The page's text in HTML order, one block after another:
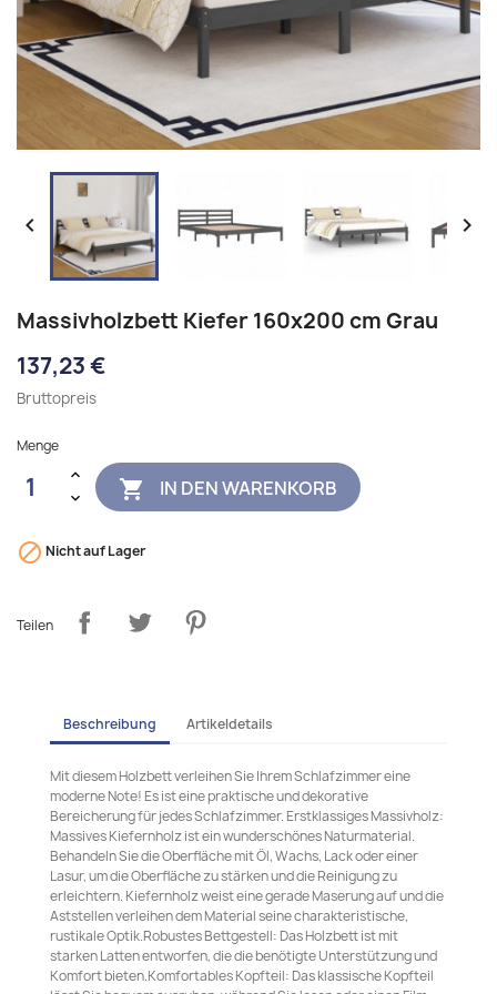
 
Massivholzbett Kiefer 160x200 cm Grau
137,23 €
Bruttopreis
Menge
 IN DEN WARENKORB
 Nicht auf Lager
Teilen
Beschreibung Artikeldetails
Mit diesem Holzbett verleihen Sie Ihrem Schlafzimmer eine
moderne Note! Es ist eine praktische und dekorative
Bereicherung für jedes Schlafzimmer. Erstklassiges Massivholz:
Massives Kiefernholz ist ein wunderschönes Naturmaterial.
Behandeln Sie die Oberfläche mit Öl, Wachs, Lack oder einer
Lasur, um die Oberfläche zu stärken und die Reinigung zu
erleichtern. Kiefernholz weist eine gerade Maserung auf und die
Aststellen verleihen dem Material seine charakteristische,
rustikale Optik.Robustes Bettgestell: Das Holzbett ist mit
starken Latten entworfen, die die benötigte Unterstützung und
Komfort bieten.Komfortables Kopfteil: Das klassische Kopfteil